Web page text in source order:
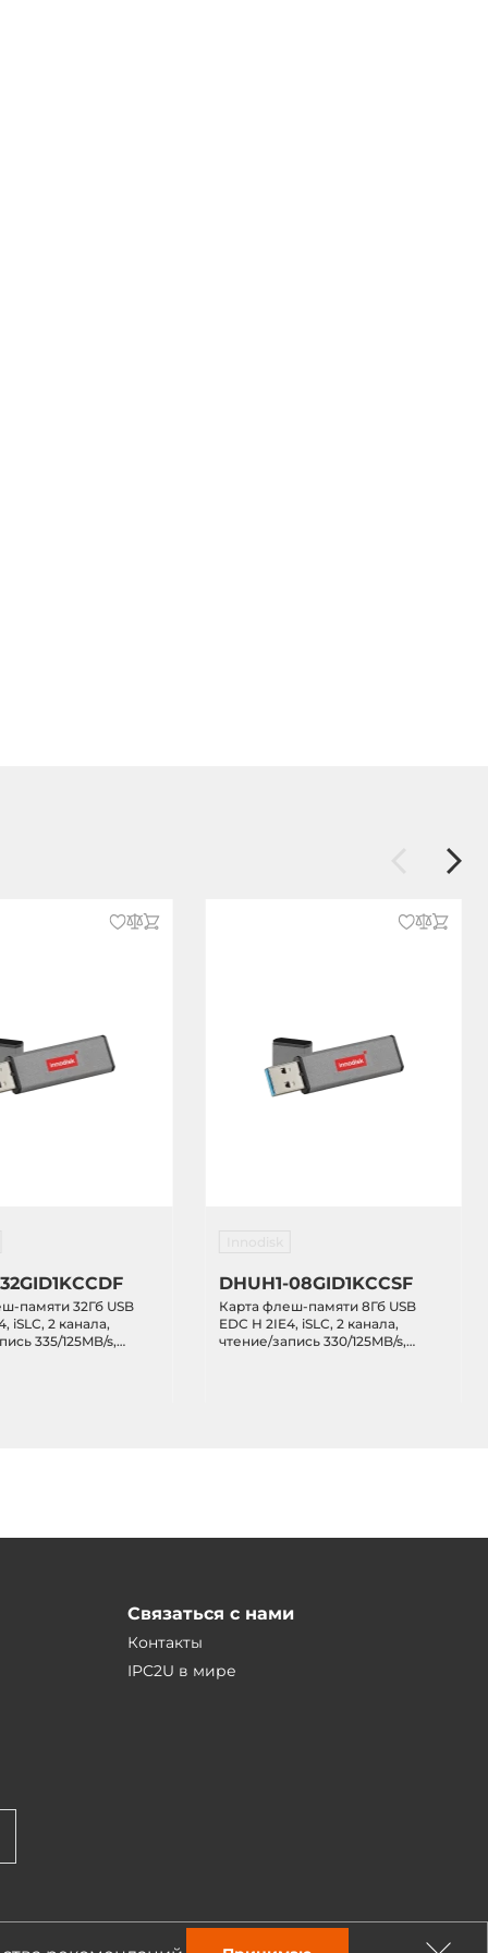
памяти 32Гб USB
iSLC, 2 канала,
335/125MB/s,
DHUH1-08GID1KCCSF
Карта флеш-памяти 8Гб USB
EDC H 2IE4, iSLC, 2 канала,
чтение/запись 330/125MB/s,
Связаться с нами
Контакты
IPC2U в мире